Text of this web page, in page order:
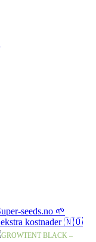
seeds.no 🌱
ekstra kostnader 🇳🇴
GROWTENT BLACK –